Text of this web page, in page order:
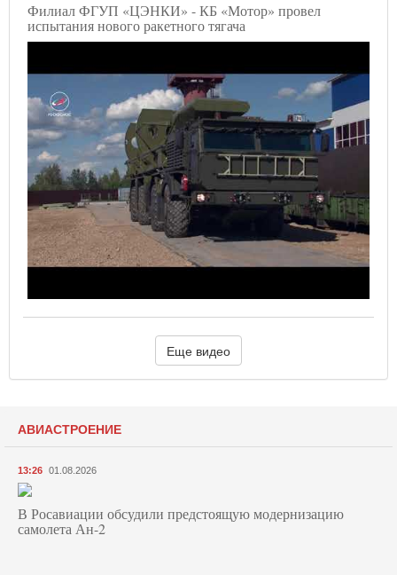
Филиал ФГУП «ЦЭНКИ» - КБ «Мотор» провел
испытания нового ракетного тягача
Еще видео
АВИАСТРОЕНИЕ
13:26 01.08.2026
В Росавиации обсудили предстоящую модернизацию
самолета Ан-2